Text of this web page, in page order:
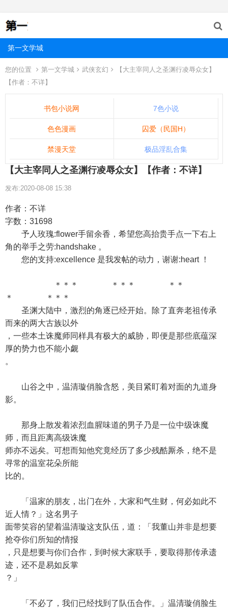
第一文学城
您的位置 第一文学城 武侠玄幻
【大主宰同人之圣渊行凌辱众女】
【作者：不详】
书包小说网 7色小说
色色漫画 囚爱（民国H）
禁漫天堂 极品淫乱合集
【大主宰同人之圣渊行凌辱众女】【作者：不详】
发布:2020-08-08 15:38
作者：不详
字数：31698
予人玫瑰:flower手留余香，希望您高抬贵手点一下右上
角的举手之劳:handshake 。
您的支持:excellence 是我发帖的动力，谢谢:heart ！
＊＊＊ ＊＊＊ ＊＊
＊ ＊＊＊
圣渊大陆中，激烈的角逐已经开始。除了直奔老祖传承
而来的两大古族以外
，一些本土诛魔师同样具有极大的威胁，即便是那些底蕴深
厚的势力也不能小觑
。
山谷之中，温清璇俏脸含怒，美目紧盯着对面的九道身
影。
那身上散发着浓烈血腥味道的男子乃是一位中级诛魔
师，而且距离高级诛魔
师亦不远矣。可想而知他究竟经历了多少残酷厮杀，绝不是
寻常的温室花朵所能
比的。
「温家的朋友，出门在外，大家和气生财，何必如此不
近人情？」这名男子
面带笑容的望着温清璇这支队伍，道：「我董山并非是想要
抢夺你们所知的情报
，只是想要与你们合作，到时候大家联手，要取得那传承遗
迹，还不是易如反掌
？」
「不必了，我们已经找到了队伍合作。」温清璇俏脸生